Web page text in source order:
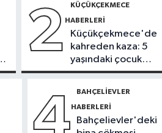
sıçradı
yangını söndürüldü
2 KÜÇÜKÇEKMECE
HABERLERI
Küçükçekmece'de
kahreden kaza: 5
yaşındaki çocuk
yoğun bakımda
4 BAHÇELIEVLER
HABERLERI
Bahçelievler'deki